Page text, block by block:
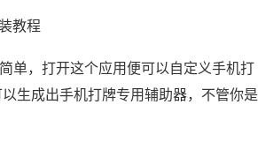
教程
单，打开这个应用便可以自定义手机打
生成出手机打牌专用辅助器，不管你是